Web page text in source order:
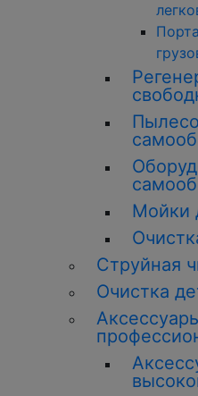
Мойки
Струйная
Очистка